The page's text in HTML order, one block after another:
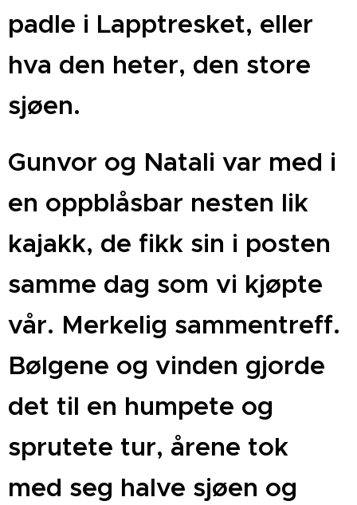
padle i Lapptresket, eller
hva den heter, den store
sjøen.
Gunvor og Natali var med i
en oppblåsbar nesten lik
kajakk, de fikk sin i posten
samme dag som vi kjøpte
vår. Merkelig sammentreff.
Bølgene og vinden gjorde
det til en humpete og
sprutete tur, årene tok
med seg halve sjøen og